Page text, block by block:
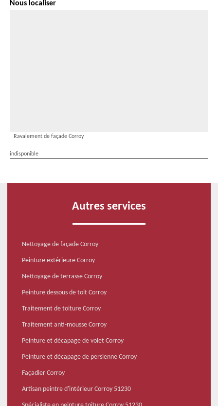
Nous localiser
Ravalement de façade Corroy
indisponible
Autres services
Nettoyage de façade Corroy
Peinture extérieure Corroy
Nettoyage de terrasse Corroy
Peinture dessous de toit Corroy
Traitement de toiture Corroy
Traitement anti-mousse Corroy
Peinture et décapage de volet Corroy
Peinture et décapage de persienne Corroy
Façadier Corroy
Artisan peintre d'intérieur Corroy 51230